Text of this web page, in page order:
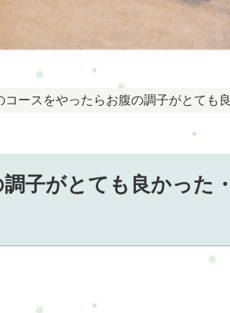
コースをやったらお腹の調子がとても
子がとても良かった